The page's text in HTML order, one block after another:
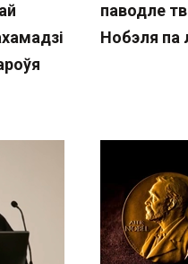
паводле
Нобэля па